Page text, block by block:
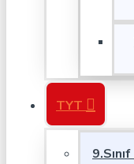
TYT
9.Sınıf